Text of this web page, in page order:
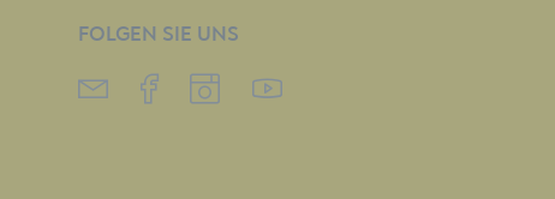
FOLGEN SIE UNS